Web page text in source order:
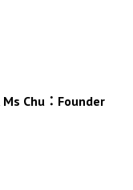
Ms Chu：Founder